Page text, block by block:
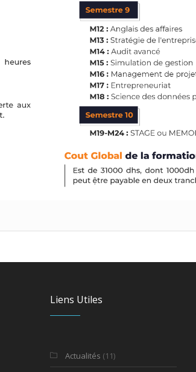
Liens Utiles
Actualités (11)